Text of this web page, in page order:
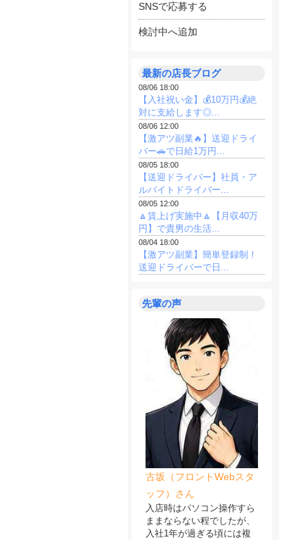
SNSで応募する
検討中へ追加
最新の店長ブログ
08/06 18:00
【入社祝い金】💰10万円💰絶
対に支給します◎...
08/06 12:00
【激アツ副業🔥】送迎ドライ
バー🚗で日給1万円...
08/05 18:00
【送迎ドライバー】社員・ア
ルバイトドライバー...
08/05 12:00
🔼賃上げ実施中🔼【月収40万
円】で貴男の生活...
08/04 18:00
【激アツ副業】簡単登録制！
送迎ドライバーで日...
先輩の声
古坂（フロントWebスタ
ッフ）さん
入店時はパソコン操作すら
ままならない程でしたが、
入社1年が過ぎる頃には複